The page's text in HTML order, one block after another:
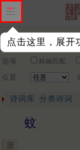
点击这里，展开
关键词
选项 精确匹配
位置
诗词库 分类诗词
蚊
唐